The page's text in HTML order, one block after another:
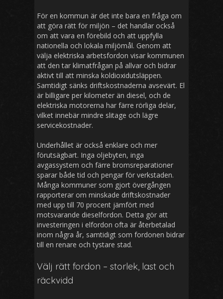
För en kommun är det inte bara en fråga om
att göra rätt för miljön – det handlar också
om att vara en förebild och att uppfylla
nationella och lokala miljömål. Genom att
välja elektriska arbetsfordon visar kommunen
att den tar klimatfrågan på allvar och bidrar
aktivt till att minska koldioxidutsläppen.
Samtidigt sänks driftskostnaderna avsevärt. El
är billigare per kilometer än diesel, och de
elektriska motorerna har färre rörliga delar,
vilket innebär mindre slitage och lägre
servicekostnader.
Underhållet är också enklare och mer
förutsägbart. Inga oljebyten, inga
avgassystem och färre bromsreparationer
sparar både tid och pengar för verkstaden.
Många kommuner som gjort övergången
rapporterar om minskade driftskostnader
med upp till 70 procent jämfört med
motsvarande dieselfordon. Detta gör att
investeringen i elfordon ofta är återbetalad
inom några år, samtidigt som fordonen bidrar
till en renare och tystare stad.
Välj rätt fordon – storlek, last och
räckvidd